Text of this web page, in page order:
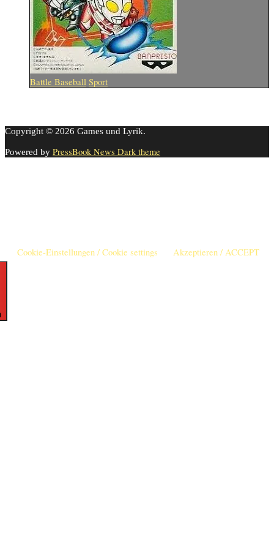
Battle Baseball Sport
Copyright © 2026 Games und Lyrik.
Powered by PressBook News Dark theme
Cookie-Einstellungen / Cookie settings Akzeptieren / ACCEPT